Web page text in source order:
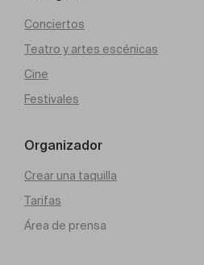
Conciertos
Teatro y artes escénicas
Cine
Festivales
Organizador
Crear una taquilla
Tarifas
Área de prensa